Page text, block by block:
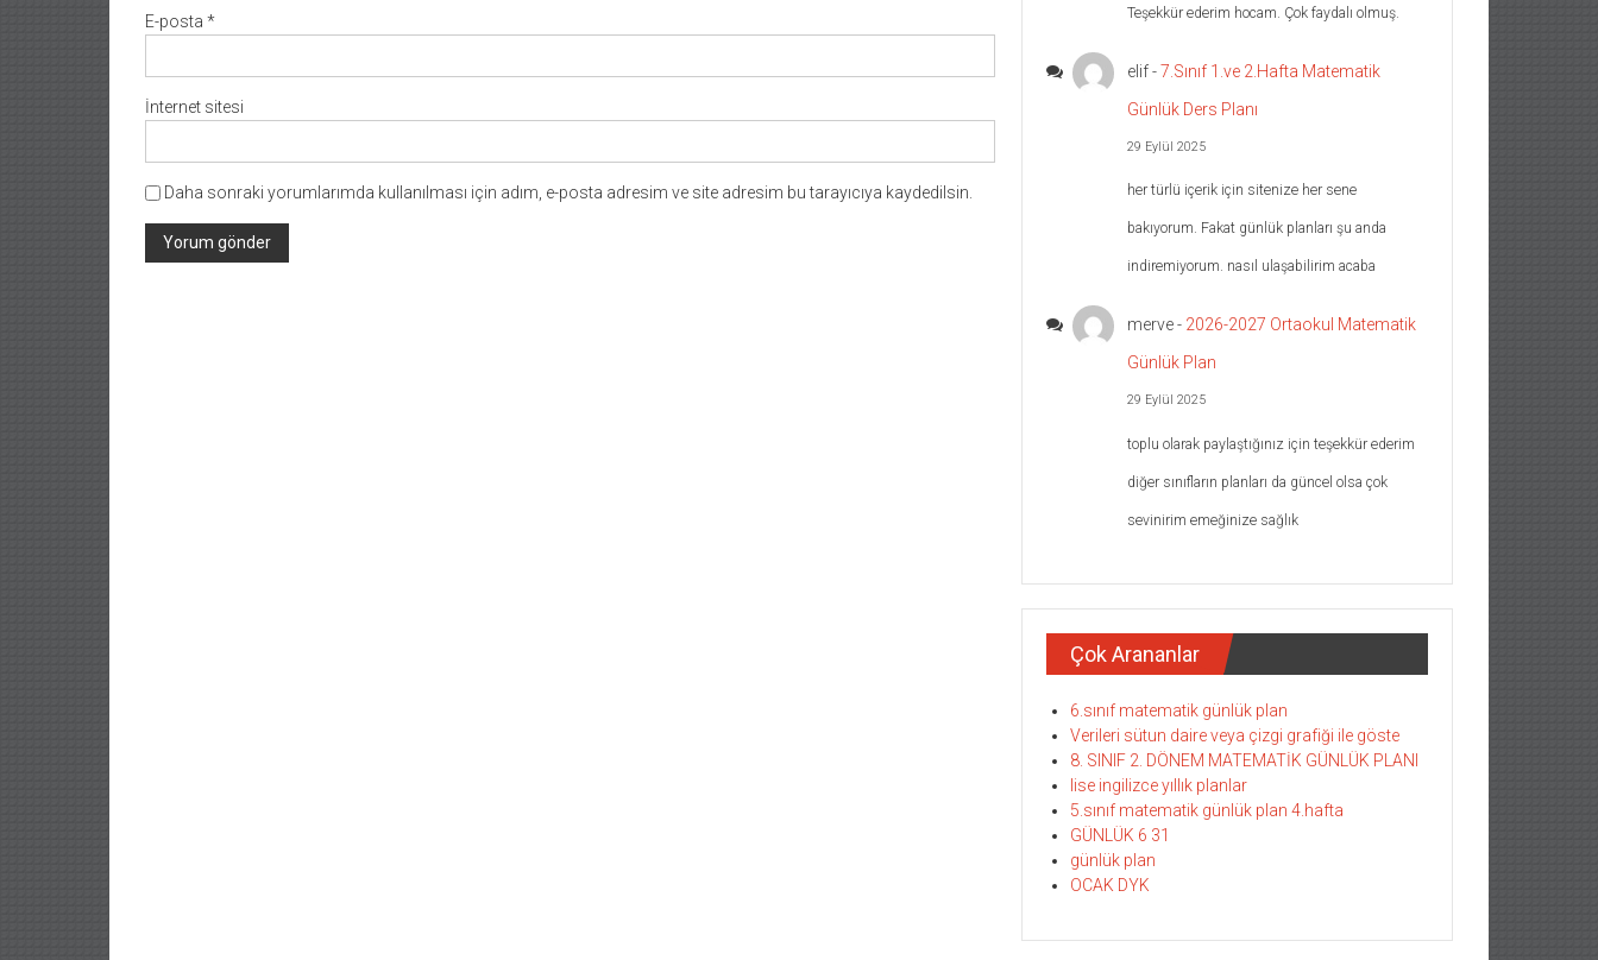
E-posta *
İnternet sitesi
Daha sonraki yorumlarımda kullanılması için adım, e-posta adresim ve site adresim bu tarayıcıya kaydedilsin.
Teşekkür ederim hocam. Çok faydalı olmuş.
elif-7.Sınıf 1.ve 2.Hafta Matematik
Günlük Ders Planı
29 Eylül 2025
her türlü içerik için sitenize her sene
bakıyorum. Fakat günlük planları şu anda
indiremiyorum. nasıl ulaşabilirim acaba
merve- 2026-2027 Ortaokul Matematik
Günlük Plan
29 Eylül 2025
toplu olarak paylaştığınız için teşekkür ederim
diğer sınıfların planları da güncel olsa çok
sevinirim emeğinize sağlık
Çok Arananlar
6.sınıf matematik günlük plan
Verileri sütun daire veya çizgi grafiği ile göste
8. SINIF 2. DÖNEM MATEMATİK GÜNLÜK PLANI
lise ingilizce yıllık planlar
5.sınıf matematik günlük plan 4.hafta
GÜNLÜK 6 31
günlük plan
OCAK DYK